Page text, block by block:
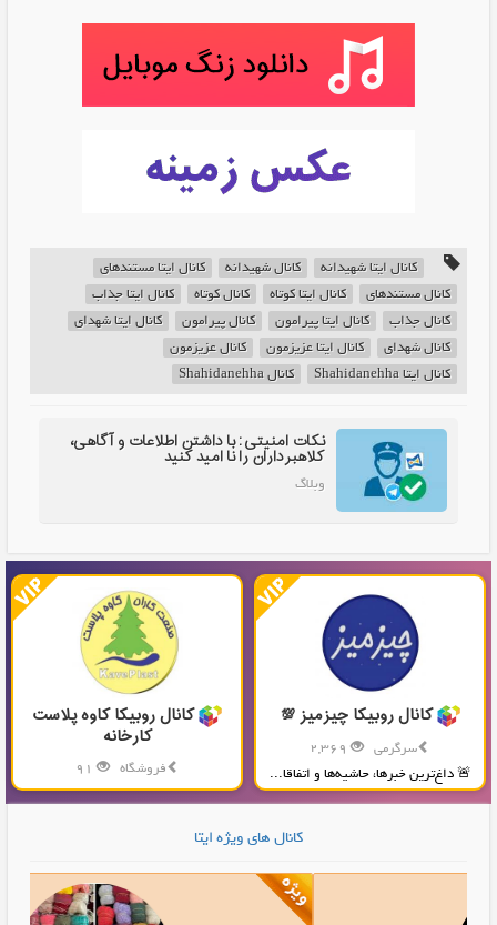
کانال ایتا شهیدانه کانال شهیدانه
کانال ایتا مستندهای
کانال مستندهای
کانال ایتا کوتاه کانال کوتاه
کانال ایتا جذاب
کانال جذاب
کانال ایتا پیرامون کانال پیرامون
کانال ایتا شهدای
کانال شهدای
کانال ایتا عزیزمون
کانال عزیزمون
کانال ایتا Shahidanehha
کانال Shahidanehha
نکات امنیتی: با داشتن اطلاعات و آگاهی،
کلاهبرداران را نا امید کنید
وبلاگ
کانال روبیکا چیزمیز 💯
سرگرمی
🚨 داغ‌ترین خبرها، حاشیه‌ها و اتفاقا...
کانال روبیکا کاوه پلاست
کارخانه
فروشگاه
تولید و پخش محصولات پلاستیکی...
کانال های ویژه ایتا